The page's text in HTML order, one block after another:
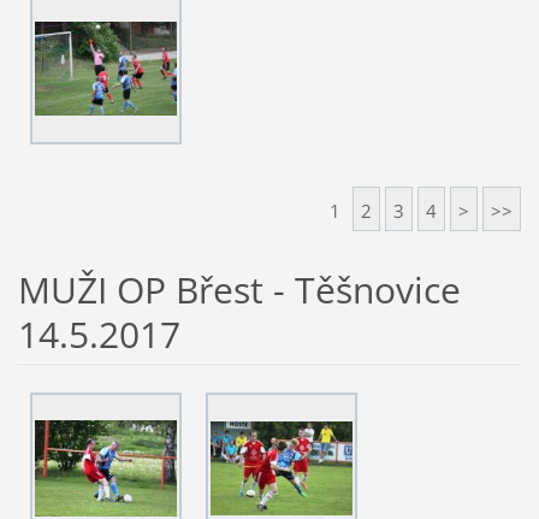
1 2 3 4 > >>
MUŽI OP Břest - Těšnovice
14.5.2017